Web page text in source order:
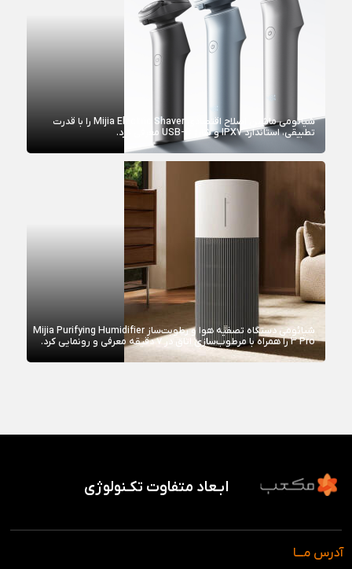
شیائومی ماشین اصلاح اقتصادی Mijia Electric Shaver را با قدرت
تطبیقی، استاندارد IPX7 و شارژ USB-C معرفی کرد.
شیائومی دستگاه تصفیه هوا و رطوبت‌ساز Mijia Purifying Humidifier
3 Pro را همراه با مرطوب‌سازی اتاق در ۷ دقیقه معرفی و رونمایی کرد.
ابـعاد متفاوت تکـنولوژی
آدرس مـــا